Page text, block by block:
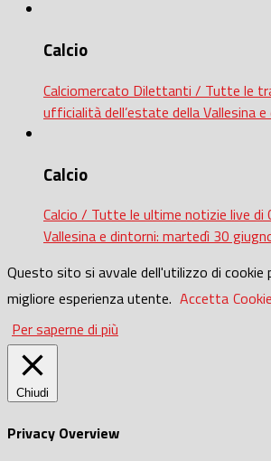
Calcio
Calciomercato Dilettanti / Tutte le
ufficialità dell’estate della Vallesina
Calcio
Calcio / Tutte le ultime notizie live di
Vallesina e dintorni: martedì 30
Questo sito si avvale dell'utilizzo di cookie
migliore esperienza utente. Accetta
Per saperne di più
Chiudi
Privacy Overview